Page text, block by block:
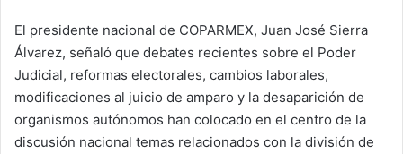
El presidente nacional de COPARMEX, Juan José Sierra
Álvarez, señaló que debates recientes sobre el Poder
Judicial, reformas electorales, cambios laborales,
modificaciones al juicio de amparo y la desaparición de
organismos autónomos han colocado en el centro de la
discusión nacional temas relacionados con la división de